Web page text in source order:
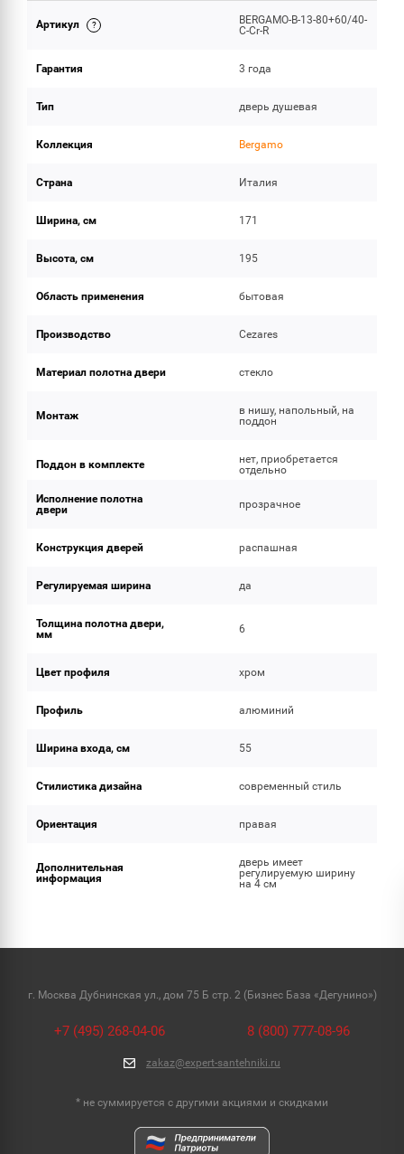
ОБЪЕМ ПОСТАВКИ
Артикул
BERGAMO-B-13-80+60/40-
C-Cr-R
Гарантия 3 года
Тип дверь душевая
Коллекция Bergamo
Страна Италия
Ширина, см 171
Высота, см 195
Область применения бытовая
Производство Cezares
Материал полотна двери стекло
Монтаж
в нишу, напольный, на
поддон
Поддон в комплекте
нет, приобретается
отдельно
Исполнение полотна
двери
прозрачное
Конструкция дверей распашная
Регулируемая ширина да
Толщина полотна двери,
мм
6
Цвет профиля хром
Профиль алюминий
Ширина входа, см 55
Стилистика дизайна современный стиль
Ориентация правая
Дополнительная
информация
дверь имеет
регулируемую ширину
на 4 см
г. Москва Дубнинская ул., дом 75 Б стр. 2 (Бизнес База «Дегунино»)
+7 (495) 268-04-06 8 (800) 777-08-96
zakaz@expert-santehniki.ru
* не суммируется с другими акциями и скидками